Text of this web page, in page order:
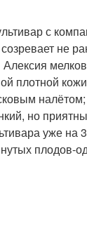
с
не
плотной
налётом;
но
уже на
плодов-